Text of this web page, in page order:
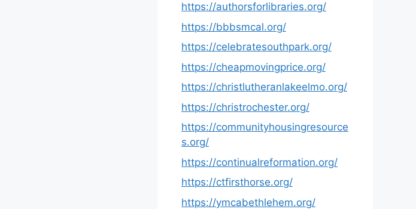
https://authorsforlibraries.org/
https://bbbsmcal.org/
https://celebratesouthpark.org/
https://cheapmovingprice.org/
https://christlutheranlakeelmo.org/
https://christrochester.org/
https://communityhousingresource
s.org/
https://continualreformation.org/
https://ctfirsthorse.org/
https://ymcabethlehem.org/